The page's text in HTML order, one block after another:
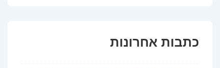
שלכתבות אחרונות